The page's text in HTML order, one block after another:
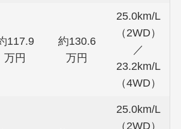
117.9
万円
約130.6
万円
25.0km/L
（2WD）
／
23.2km/L
（4WD）
25.0km/L
（2WD）